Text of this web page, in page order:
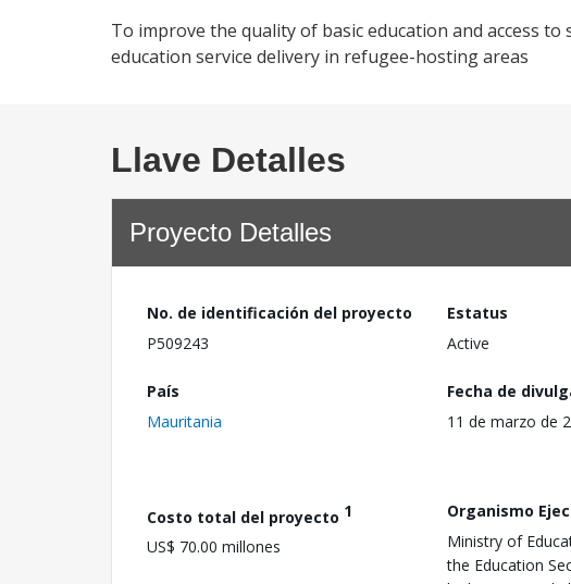
To improve the quality of basic education and access
education service delivery in refugee-hosting areas
Llave Detalles
Proyecto Detalles
No. de identificación del proyecto
P509243
Estatus
Active
País
Mauritania
Fecha de
11 de marzo de
Costo total del proyecto 1
US$ 70.00 millones
Organismo
Ministry of
the Education